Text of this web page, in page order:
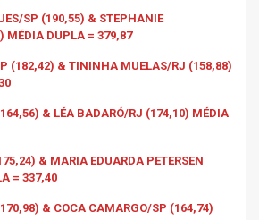
SP (190,55) & STEPHANIE
MÉDIA DUPLA = 379,87
(182,42) & TININHA MUELAS/RJ (158,88)
& LÉA BADARÓ/RJ (174,10) MÉDIA
& MARIA EDUARDA PETERSEN
= 337,40
& COCA CAMARGO/SP (164,74)